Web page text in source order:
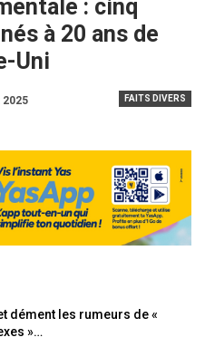
: cinq
à 20 ans de
Uni
FAITS DIVERS
2025
dément les rumeurs de «
»…